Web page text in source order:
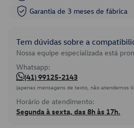
Garantia de 3 meses de fábrica
Tem dúvidas sobre a
Nossa equipe especializada está
Whatsapp:
(41) 99125-2143
(apenas mensagens de texto, não atendemos
Horário de atendimento:
Segunda à sexta, das 8h às 17h.